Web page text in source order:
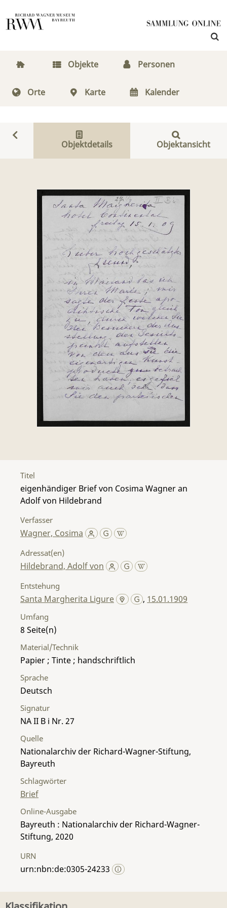
Objekte Personen
Orte Karte Kalender
Objektdetails Objektansicht
Titel
eigenhändiger Brief von Cosima Wagner an
Adolf von Hildebrand
Verfasser
Wagner, Cosima
Adressat(en)
Hildebrand, Adolf von
Entstehung
Santa Margherita Ligure , 15.01.1909
Umfang
8
Material/Technik
Papier ; Tinte ; handschriftlich
Sprache
Deutsch
Signatur
NA II B i Nr. 27
Quelle
Nationalarchiv der Richard-Wagner-Stiftung,
Bayreuth
Schlagwörter
Brief
Online-Ausgabe
Bayreuth : Nationalarchiv der Richard-Wagner-
Stiftung, 2020
URN
urn:nbn:de:0305-24233